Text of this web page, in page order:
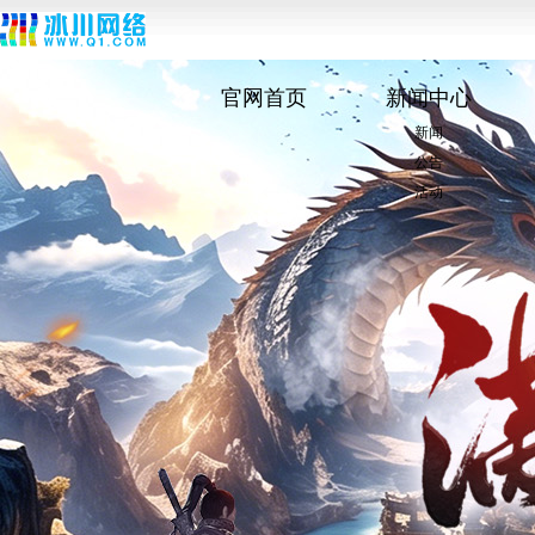
官网首页 新闻中心
新闻
公告
活动